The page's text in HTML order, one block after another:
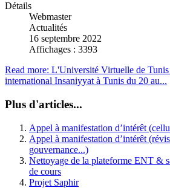
Détails
Webmaster
Actualités
16 septembre 2022
Affichages : 3393
Read more: L'Université Virtuelle de
international Insaniyyat à Tunis du 20 au...
Plus d'articles...
Appel à manifestation d’intérêt
Appel à manifestation d’intérêt
gouvernance...)
Nettoyage de la plateforme ENT &
de cours
Projet Saphir